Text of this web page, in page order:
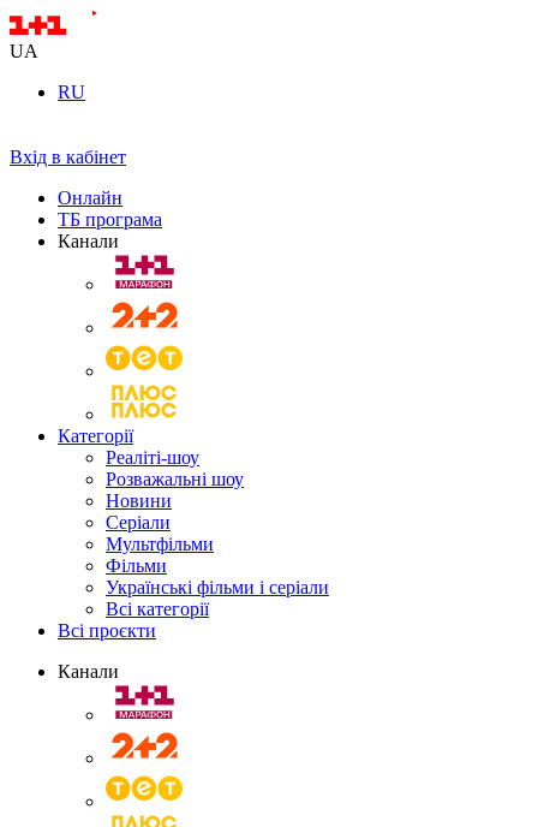
UA
RU
Вхід в кабінет
Онлайн
ТБ програма
Канали
Категорії
Реаліті-шоу
Розважальні шоу
Новини
Серіали
Мультфільми
Фільми
Українські фільми і серіали
Всі категорії
Всі проєкти
Канали